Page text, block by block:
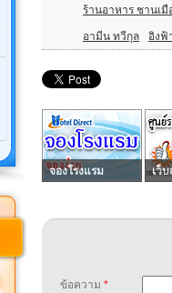
ร้านอาหาร ชานเ
อามีน ทวีกุล อิงฟ้
จองโรงแรม เว็บ
ข้อความ *